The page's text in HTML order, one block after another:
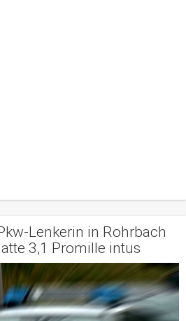
Lenkerin in Rohrbach
3,1 Promille intus